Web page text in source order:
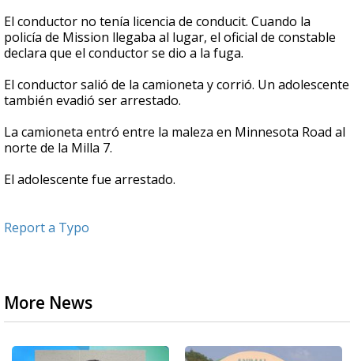
El conductor no tenía licencia de conducit. Cuando la
policía de Mission llegaba al lugar, el oficial de constable
declara que el conductor se dio a la fuga.
El conductor salió de la camioneta y corrió. Un adolescente
también evadió ser arrestado.
La camioneta entró entre la maleza en Minnesota Road al
norte de la Milla 7.
El adolescente fue arrestado.
Report a Typo
More News